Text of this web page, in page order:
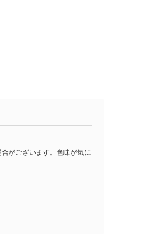
がございます。色味が気に